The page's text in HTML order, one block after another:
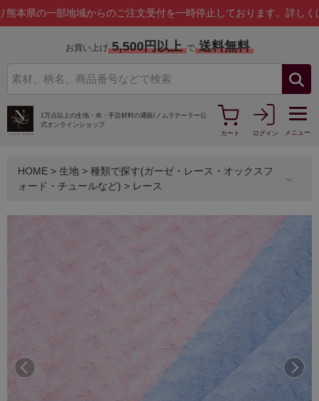
部地域からのご注文受付を一時停止しております。詳しくはこちら
お買い上げ 5,500円以上 で 送料無料
1万点以上の生地・布・手芸材料の通販/ ノムラテーラー公
式オンラインショップ
カート
ログイン メニュー
HOME > 生地 > 種類で探す(ガーゼ・レース・オックスフ
ォード・チュールなど) > レース
前へ 次へ